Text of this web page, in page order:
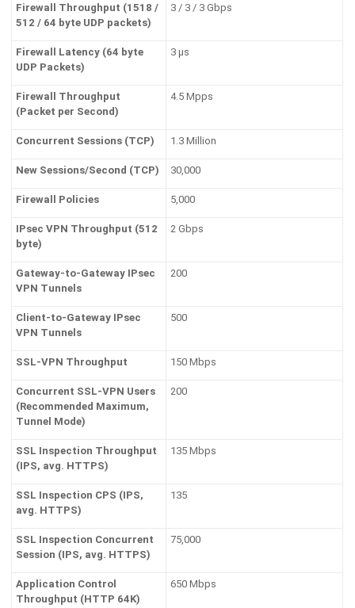
Firewall Throughput (1518 /
512 / 64 byte UDP packets)
3 / 3 / 3 Gbps
Firewall Latency (64 byte
UDP Packets)
3 μs
Firewall Throughput
(Packet per Second)
4.5 Mpps
Concurrent Sessions (TCP) 1.3 Million
New Sessions/Second (TCP) 30,000
Firewall Policies 5,000
IPsec VPN Throughput (512
byte)
2 Gbps
Gateway-to-Gateway IPsec
VPN Tunnels
200
Client-to-Gateway IPsec
VPN Tunnels
500
SSL-VPN Throughput 150 Mbps
Concurrent SSL-VPN Users
(Recommended Maximum,
Tunnel Mode)
200
SSL Inspection Throughput
(IPS, avg. HTTPS)
135 Mbps
SSL Inspection CPS (IPS,
avg. HTTPS)
135
SSL Inspection Concurrent
Session (IPS, avg. HTTPS)
75,000
Application Control
Throughput (HTTP 64K)
650 Mbps